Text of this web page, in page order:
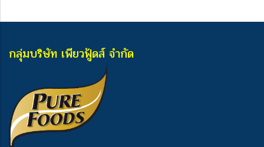
กลุ่มบริษัท เพียวฟู้ดส์ จำกัด